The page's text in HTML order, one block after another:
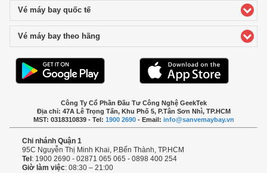
Vé máy bay quốc tếclick to expand contents
Vé máy bay theo hãng
Công Ty Cổ Phần Đầu Tư Công Nghệ GeekTek
Địa chỉ: 47A Lê Trọng Tấn, Khu Phố 5, P.Tân Sơn Nhì, TP.HCM
MST: 0318310839 - Tel: 1900 2690- Email: info@sanvemaybay.vn
Chi nhánh Quận 1
95C Nguyễn Thị Minh Khai, P.Bến Thành, TP.HCM
Tel : 1900 2690 - 02871 065 065 - 0898 400 254
Giờ làm việc: 08:30 – 21:00